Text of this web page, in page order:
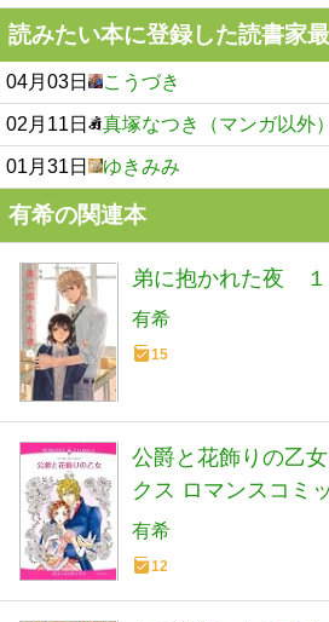
読みたい本に登録した読書家
04月03日 こうづき
02月11日 真塚なつき（マンガ以外）
01月31日 ゆきみみ
有希の関連本
弟に抱かれた夜 １
有希
15
公爵と花飾りの乙
クス ロマンスコミ
有希
12